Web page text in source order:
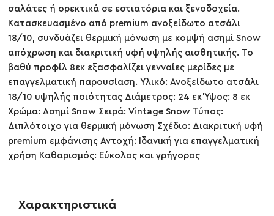
σαλάτες ή ορεκτικά σε εστιατόρια και ξενοδοχεία.
Κατασκευασμένο από premium ανοξείδωτο ατσάλι
18/10, συνδυάζει θερμική μόνωση με κομψή ασημί Snow
απόχρωση και διακριτική υφή υψηλής αισθητικής. Το
βαθύ προφίλ 8εκ εξασφαλίζει γενναίες μερίδες με
επαγγελματική παρουσίαση. Υλικό: Ανοξείδωτο ατσάλι
18/10 υψηλής ποιότητας Διάμετρος: 24 εκ Ύψος: 8 εκ
Χρώμα: Ασημί Snow Σειρά: Vintage Snow Τύπος:
Διπλότοιχο για θερμική μόνωση Σχέδιο: Διακριτική υφή
premium εμφάνισης Αντοχή: Ιδανική για επαγγελματική
χρήση Καθαρισμός: Εύκολος και γρήγορος
Χαρακτηριστικά